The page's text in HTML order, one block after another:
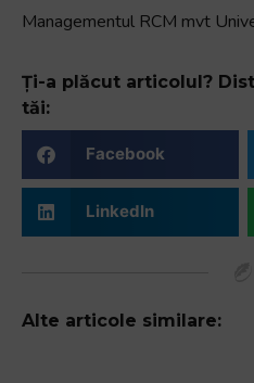
Managementul RCM mvt
Ți-a plăcut articolul?
tăi:
Facebook
LinkedIn
Alte articole similare: